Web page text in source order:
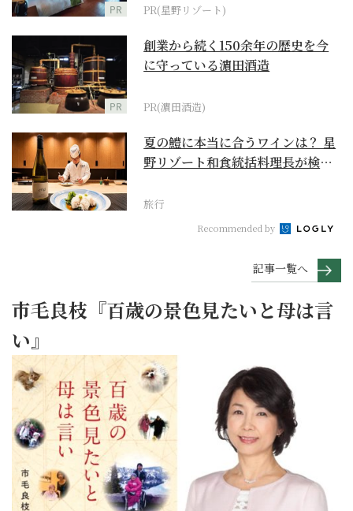
PR PR(星野リゾート)
PR
創業から続く150余年の歴史を今
に守っている濵田酒造
PR(濵田酒造)
夏の鱧に本当に合うワインは？ 星
野リゾート和食統括料理長が検証
旅行
Recommended by
記事一覧へ
市毛良枝『百歳の景色見たいと母は言
い』